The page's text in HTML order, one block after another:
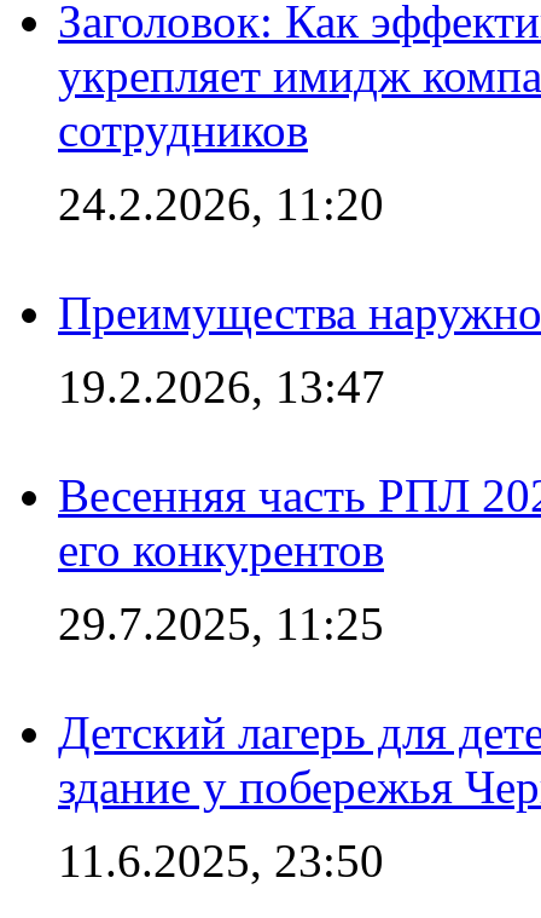
Заголовок: Как
укрепляет имидж
сотрудников
24.2.2026, 11:20
Преимущества
19.2.2026, 13:47
Весенняя часть РПЛ
его конкурентов
29.7.2025, 11:25
Детский лагерь для
здание у побережья
11.6.2025, 23:50